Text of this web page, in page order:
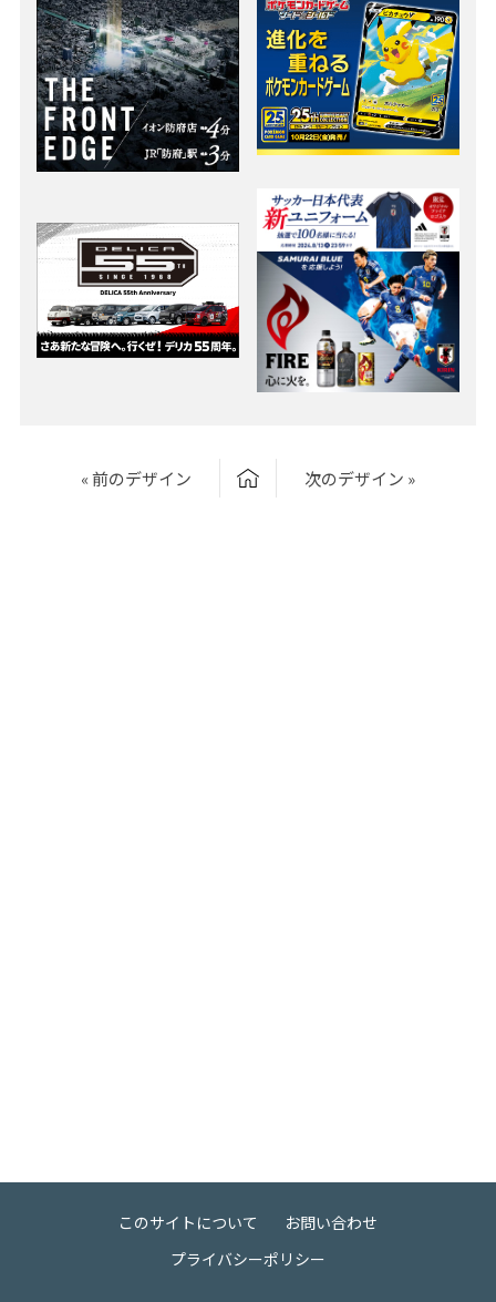
« 前のデザイン 次のデザイン »
このサイトについて
お問い合わせ
プライバシーポリシー